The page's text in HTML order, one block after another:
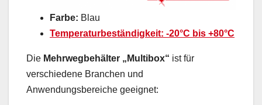
Farbe: Blau
Temperaturbeständigkeit: -20°C bis +80°C
Die Mehrwegbehälter „Multibox“ ist für
verschiedene Branchen und
Anwendungsbereiche geeignet: